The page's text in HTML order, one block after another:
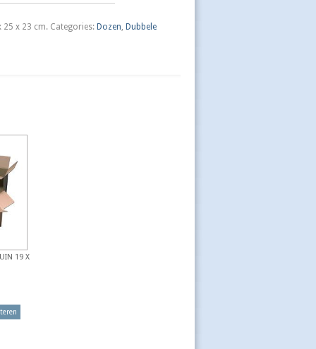
25 x 23 cm. Categories:Dozen ,Dubbele
19 X